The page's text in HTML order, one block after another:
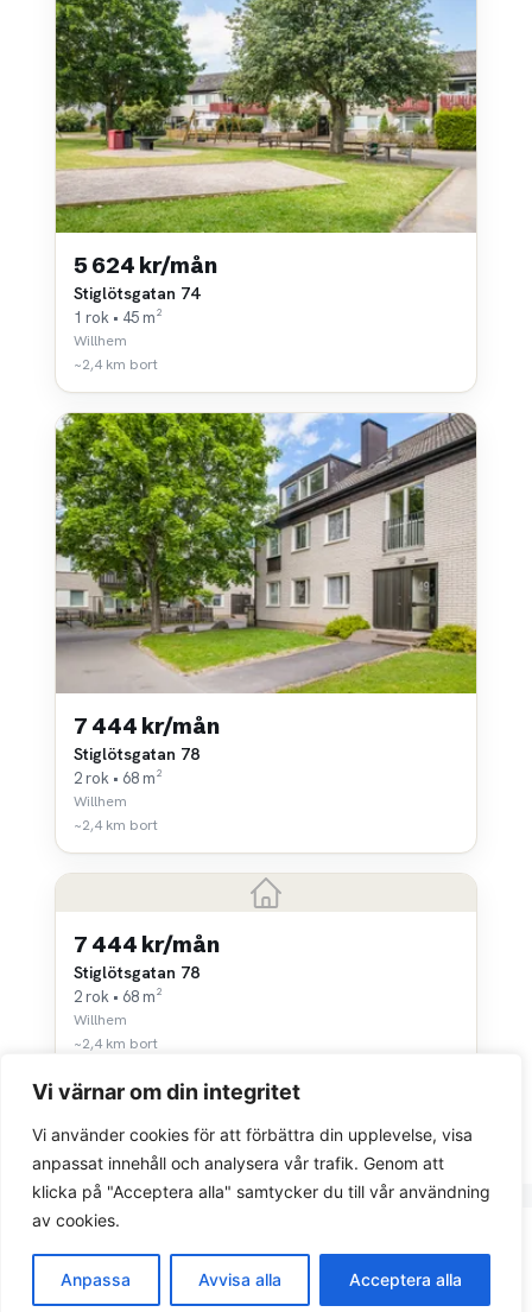
Vi värnar om din integritet
Vi använder cookies för att förbättra din upplevelse, visa
anpassat innehåll och analysera vår trafik. Genom att
klicka på "Acceptera alla" samtycker du till vår användning
av cookies.
Anpassa Avvisa alla Acceptera alla
5 624 kr/mån
Stiglötsgatan 74
1 rok • 45 m²
Willhem
~2,4 km bort
7 444 kr/mån
Stiglötsgatan 78
2 rok • 68 m²
Willhem
~2,4 km bort
7 444 kr/mån
Stiglötsgatan 78
2 rok • 68 m²
Willhem
~2,4 km bort
Integritetspolicy
© 2026 Sök bostad.